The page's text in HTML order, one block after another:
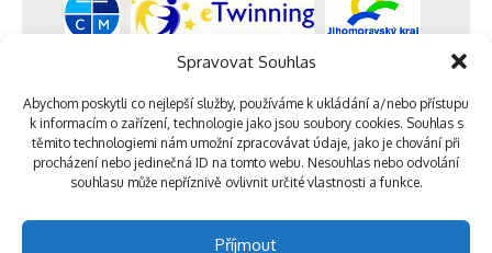
Spravovat Souhlas
Abychom poskytli co nejlepší služby, používáme k ukládání a/nebo přístupu
k informacím o zařízení, technologie jako jsou soubory cookies. Souhlas s
těmito technologiemi nám umožní zpracovávat údaje, jako je chování při
procházení nebo jedinečná ID na tomto webu. Nesouhlas nebo odvolání
souhlasu může nepříznivě ovlivnit určité vlastnosti a funkce.
Příjmout